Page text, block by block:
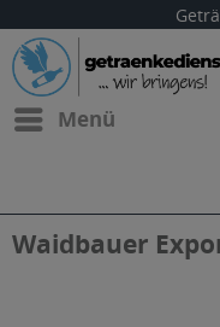
Menü
Waidbauer